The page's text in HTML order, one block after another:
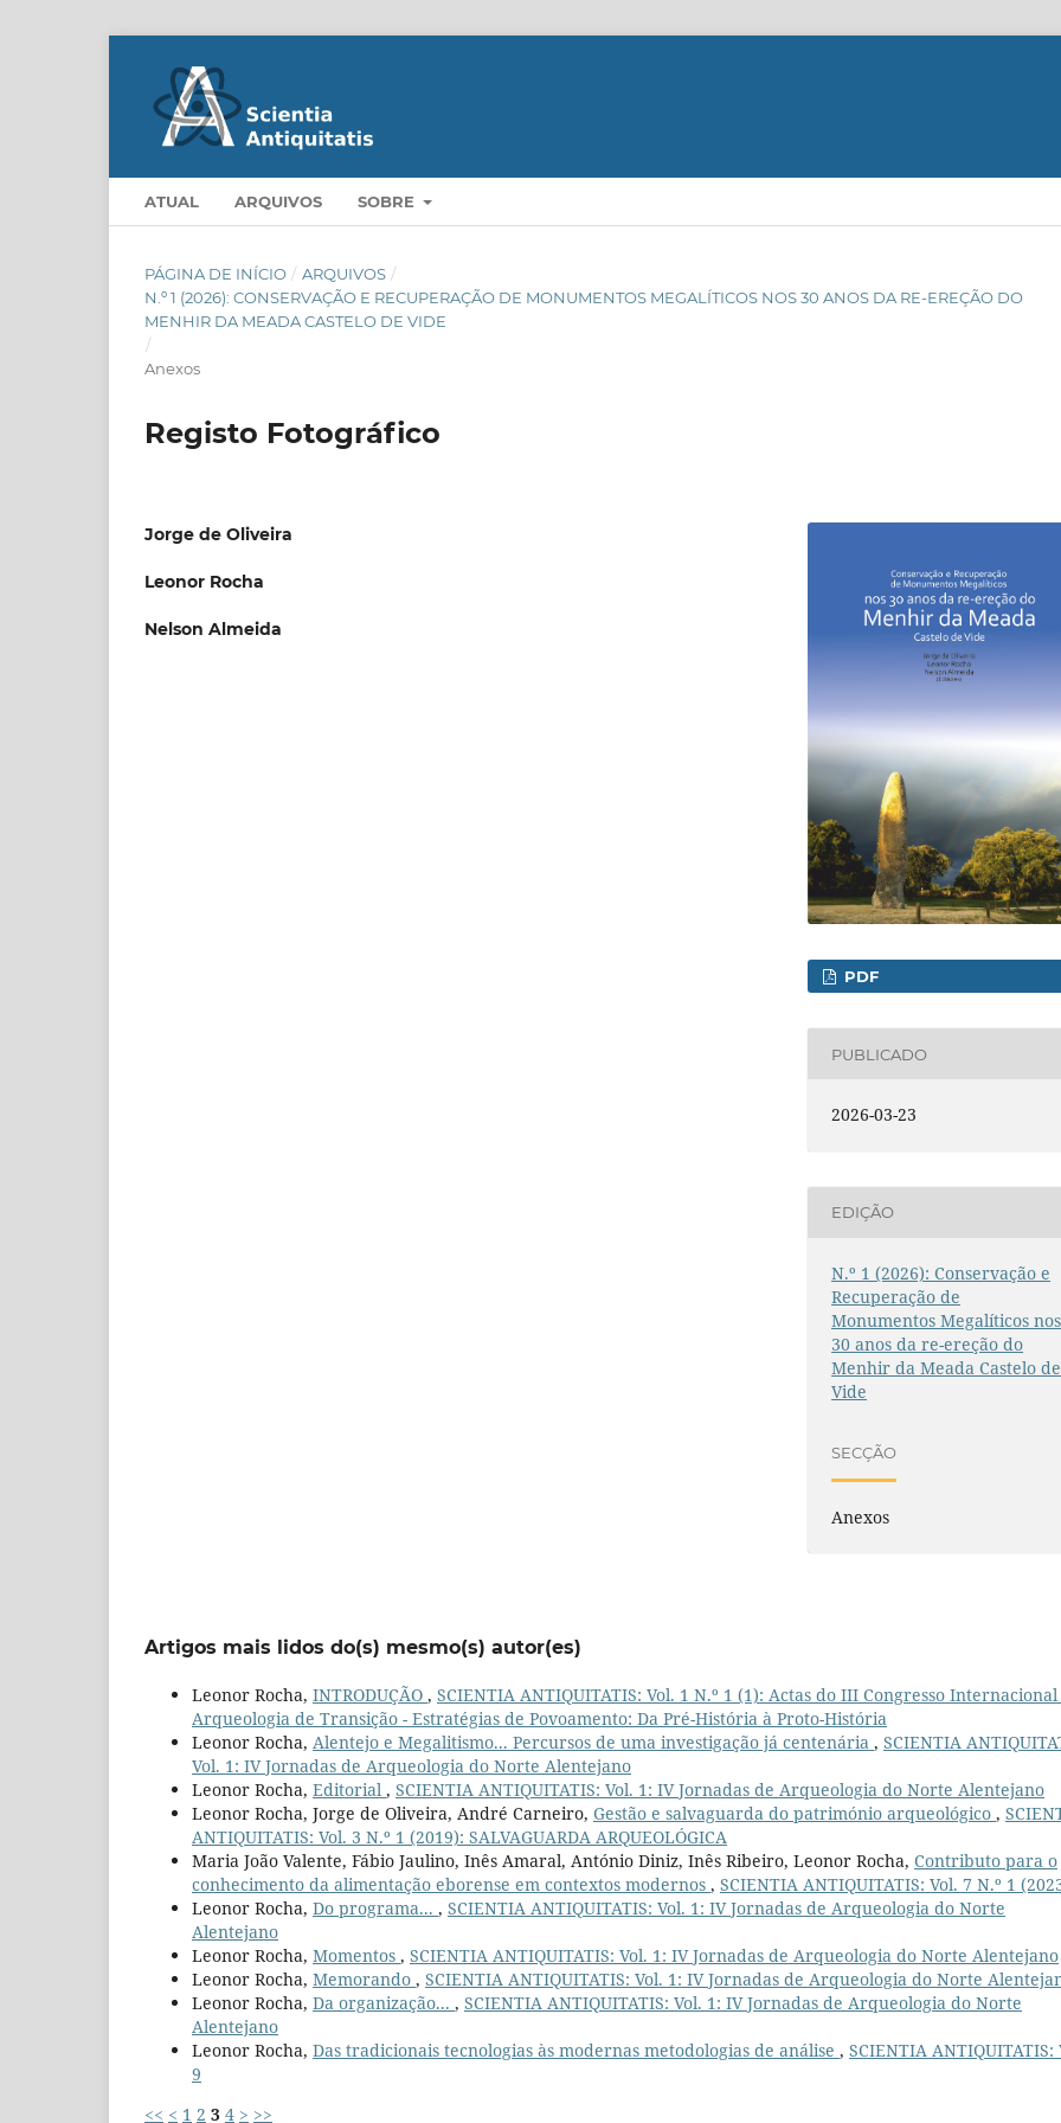
ATUAL ARQUIVOS SOBRE
PÁGINA DE INÍCIO / ARQUIVOS /
N.º 1 (2026): CONSERVAÇÃO E RECUPERAÇÃO DE MONUMENTOS MEGALÍTICOS NOS 30 ANOS DA RE-EREÇÃO DO
MENHIR DA MEADA CASTELO DE VIDE
/
Anexos
Registo Fotográfico
Jorge de Oliveira
Leonor Rocha
Nelson Almeida
PDF
PUBLICADO
2026-03-23
EDIÇÃO
N.º 1 (2026): Conservação e
Recuperação de
Monumentos Megalíticos nos
30 anos da re-ereção do
Menhir da Meada Castelo de
Vide
SECÇÃO
Anexos
Artigos mais lidos do(s) mesmo(s) autor(es)
Leonor Rocha, INTRODUÇÃO , SCIENTIA ANTIQUITATIS: Vol. 1 N.º 1 (1): Actas do III Congresso
Arqueologia de Transição - Estratégias de Povoamento: Da Pré-História à Proto-História
Leonor Rocha, Alentejo e Megalitismo... Percursos de uma investigação já centenária , SCIENTIA
Vol. 1: IV Jornadas de Arqueologia do Norte Alentejano
Leonor Rocha, Editorial , SCIENTIA ANTIQUITATIS: Vol. 1: IV Jornadas de Arqueologia do Norte Alentejano
Leonor Rocha, Jorge de Oliveira, André Carneiro, Gestão e salvaguarda do património arqueológico ,
ANTIQUITATIS: Vol. 3 N.º 1 (2019): SALVAGUARDA ARQUEOLÓGICA
Maria João Valente, Fábio Jaulino, Inês Amaral, António Diniz, Inês Ribeiro, Leonor Rocha, Contributo para o
conhecimento da alimentação eborense em contextos modernos , SCIENTIA ANTIQUITATIS: Vol. 7 N.º 1
Leonor Rocha, Do programa... , SCIENTIA ANTIQUITATIS: Vol. 1: IV Jornadas de Arqueologia do Norte
Alentejano
Leonor Rocha, Momentos , SCIENTIA ANTIQUITATIS: Vol. 1: IV Jornadas de Arqueologia do Norte Alentejano
Leonor Rocha, Memorando , SCIENTIA ANTIQUITATIS: Vol. 1: IV Jornadas de Arqueologia do Norte
Leonor Rocha, Da organização... , SCIENTIA ANTIQUITATIS: Vol. 1: IV Jornadas de Arqueologia do Norte
Alentejano
Leonor Rocha, Das tradicionais tecnologias às modernas metodologias de análise , SCIENTIA ANTIQUITATIS:
9
<< < 1 2 3 4 > >>